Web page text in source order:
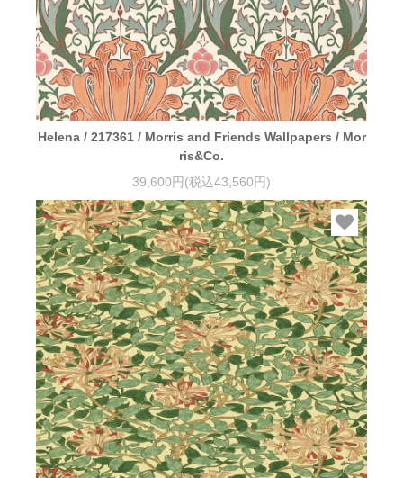
Helena / 217361 / Morris and Friends Wallpapers / Mor
ris&Co.
39,600円(税込43,560円)